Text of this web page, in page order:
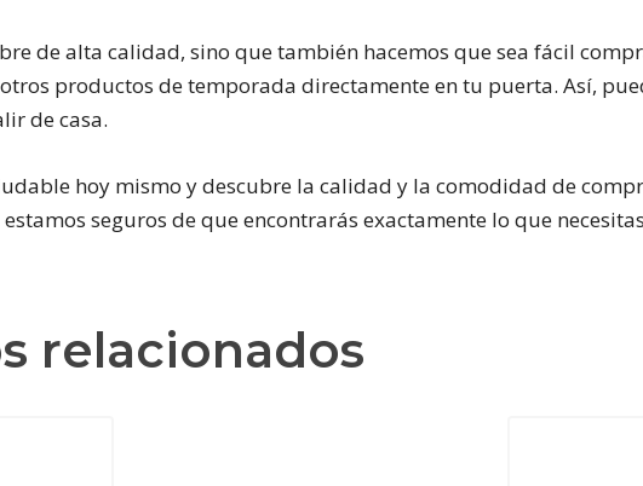
de alta calidad, sino que también hacemos que sea fácil
productos de temporada directamente en tu puerta. Así,
de casa.
hoy mismo y descubre la calidad y la comodidad de
seguros de que encontrarás exactamente lo que
relacionados